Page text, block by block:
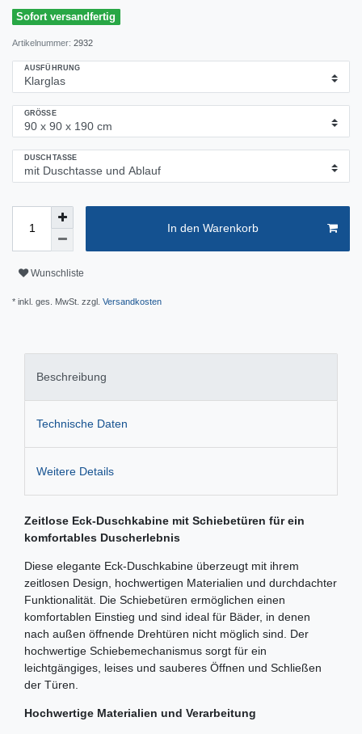
Sofort versandfertig
Artikelnummer: 2932
AUSFÜHRUNG
GRÖSSE
DUSCHTASSE
In den Warenkorb
Wunschliste
* inkl. ges. MwSt. zzgl. Versandkosten
Beschreibung
Technische Daten
Weitere Details
Zeitlose Eck-Duschkabine mit Schiebetüren für ein
komfortables Duscherlebnis
Diese elegante Eck-Duschkabine überzeugt mit ihrem
zeitlosen Design, hochwertigen Materialien und durchdachter
Funktionalität. Die Schiebetüren ermöglichen einen
komfortablen Einstieg und sind ideal für Bäder, in denen
nach außen öffnende Drehtüren nicht möglich sind. Der
hochwertige Schiebemechanismus sorgt für ein
leichtgängiges, leises und sauberes Öffnen und Schließen
der Türen.
Hochwertige Materialien und Verarbeitung